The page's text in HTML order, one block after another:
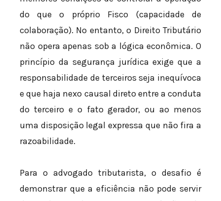
do que o próprio Fisco (capacidade de
colaboração). No entanto, o Direito Tributário
não opera apenas sob a lógica econômica. O
princípio da segurança jurídica exige que a
responsabilidade de terceiros seja inequívoca
e que haja nexo causal direto entre a conduta
do terceiro e o fato gerador, ou ao menos
uma disposição legal expressa que não fira a
razoabilidade.
Para o advogado tributarista, o desafio é
demonstrar que a eficiência não pode servir